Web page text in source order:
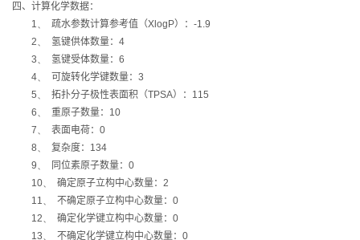
四、计算化学数据：
1、
疏水参数计算参考值（XlogP）： -1.9
2、
氢键供体数量： 4
3、
氢键受体数量： 6
4、
可旋转化学键数量： 3
5、
拓扑分子极性表面积（TPSA）： 115
6、
重原子数量： 10
7、
表面电荷： 0
8、
复杂度： 134
9、
同位素原子数量： 0
10、
确定原子立构中心数量： 2
11、
不确定原子立构中心数量： 0
12、
确定化学键立构中心数量： 0
13、
不确定化学键立构中心数量： 0